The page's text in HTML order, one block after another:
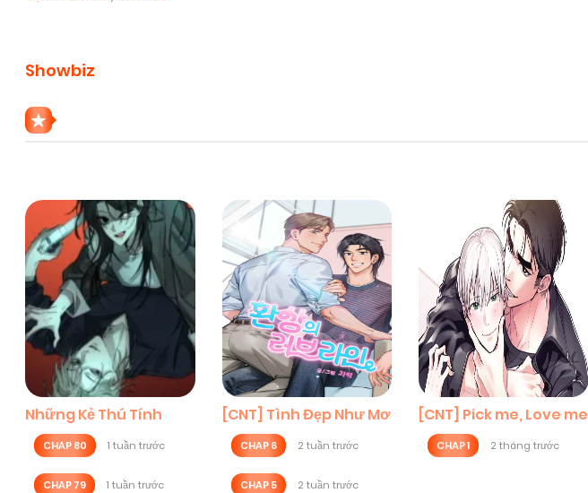
Showbiz
Những Kẻ Thú Tính
CHAP 80 1 tuần trước
CHAP 79 1 tuần trước
[CNT] Tình Đẹp Như Mơ
CHAP 6 2 tuần trước
CHAP 5 2 tuần trước
[CNT] Pick me, Love me
CHAP 1 2 tháng trước